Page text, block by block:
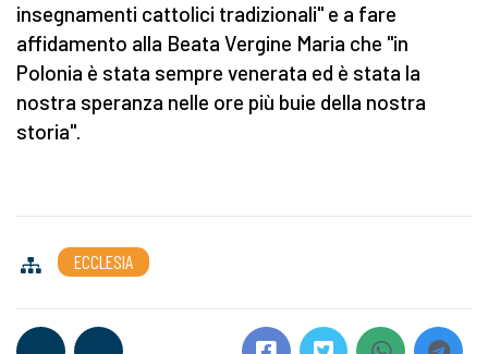
insegnamenti cattolici tradizionali" e a fare
affidamento alla Beata Vergine Maria che "in
Polonia è stata sempre venerata ed è stata la
nostra speranza nelle ore più buie della nostra
storia".
ECCLESIA